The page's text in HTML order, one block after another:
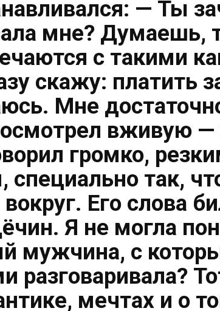
— Ты
мне? Думаешь,
с такими
скажу: платить
Мне
вживую
громко,
специально так,
вокруг. Его слова
Я не могла
мужчина, с
разговаривала?
мечтах и о